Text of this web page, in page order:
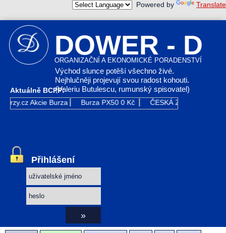
Powered by Translate
DOWER - D
ORGANIZAČNÍ A EKONOMICKÉ PORADENSTVÍ
Východ slunce potěší všechno živé.
Nejhlučněji projevují svou radost kohouti.
(Valeriu Butulescu, rumunský spisovatel)
Aktuálně BCPP:
Akcie Burza Burza PX50 0 Kč ČESKÁ ZBROJOVKA GR
Přihlášení